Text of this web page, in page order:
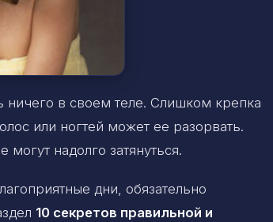
ничего в своем теле. Слишком крепка
или ногтей может ее разорвать.
надолго затянуться.
дни, обязательно
10 секретов правильной и